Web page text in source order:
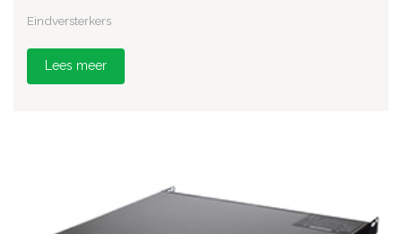
Eindversterkers
Lees meer